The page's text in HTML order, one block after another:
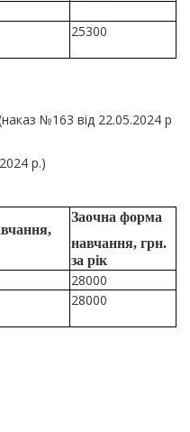
25300
№163 від 22.05.2024 р
р.)
Заочна форма
навчання, грн.
за рік
28000
28000